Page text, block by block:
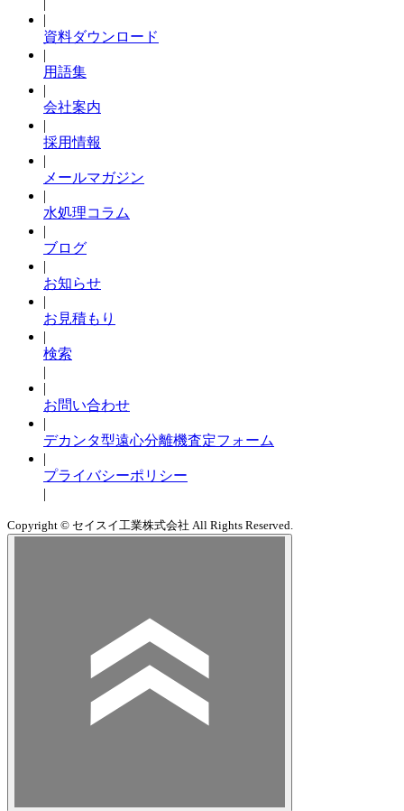
|
資料ダウンロード
|
用語集
|
会社案内
|
採用情報
|
メールマガジン
|
水処理コラム
|
ブログ
|
お知らせ
|
お見積もり
|
検索
|
|
お問い合わせ
|
デカンタ型遠心分離機査定フォーム
|
プライバシーポリシー
|
Copyright © セイスイ工業株式会社 All Rights Reserved.